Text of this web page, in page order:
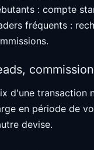
: compte
fréquents :
d'une transaction
en période de
devise.